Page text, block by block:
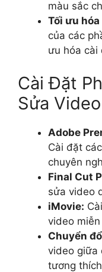
màu sắc
Tối ưu
của các
ưu hóa cài
Cài Đặt
Sửa Video
Adobe
Cài đặt
chuyên
Final Cut
sửa video
iMovie:
video
Chuyển
video giữa
tương